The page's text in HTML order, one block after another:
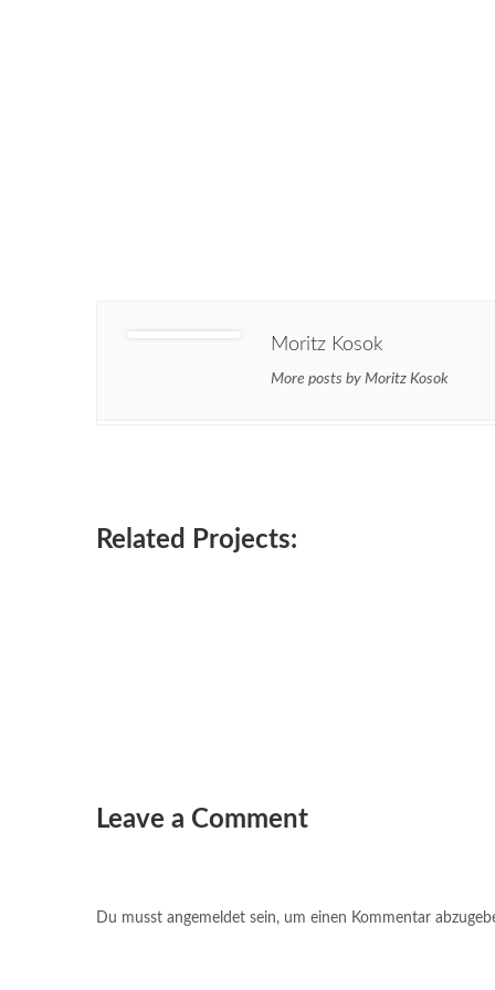
Moritz Kosok
More posts by Moritz Kosok
Related Projects:
Leave a Comment
Du musst angemeldet sein, um einen Kommentar